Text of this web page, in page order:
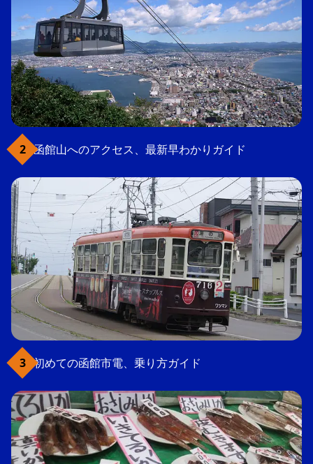
函館山へのアクセス、最新早わかりガイド
初めての函館市電、乗り方ガイド